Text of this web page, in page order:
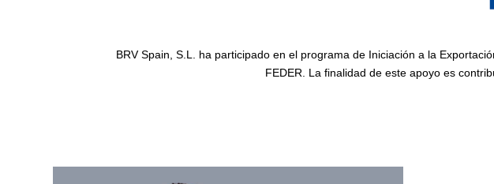
BRV Spain, S.L. ha participado en el programa de Iniciación a la
FEDER. La finalidad de este apoyo es